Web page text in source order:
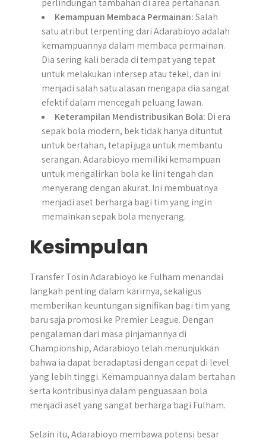
perlindungan tambahan di area pertahanan.
Kemampuan Membaca Permainan:Salah
satu atribut terpenting dari Adarabioyo adalah
kemampuannya dalam membaca permainan.
Dia sering kali berada di tempat yang tepat
untuk melakukan intersep atau tekel, dan ini
menjadi salah satu alasan mengapa dia sangat
efektif dalam mencegah peluang lawan.
Keterampilan Mendistribusikan Bola: Di era
sepak bola modern, bek tidak hanya dituntut
untuk bertahan, tetapi juga untuk membantu
serangan. Adarabioyo memiliki kemampuan
untuk mengalirkan bola ke lini tengah dan
menyerang dengan akurat. Ini membuatnya
menjadi aset berharga bagi tim yang ingin
memainkan sepak bola menyerang.
Kesimpulan
Transfer Tosin Adarabioyo ke Fulham menandai
langkah penting dalam karirnya, sekaligus
memberikan keuntungan signifikan bagi tim yang
baru saja promosi ke Premier League. Dengan
pengalaman dari masa pinjamannya di
Championship, Adarabioyo telah menunjukkan
bahwa ia dapat beradaptasi dengan cepat di level
yang lebih tinggi. Kemampuannya dalam bertahan
serta kontribusinya dalam penguasaan bola
menjadi aset yang sangat berharga bagi Fulham.
Selain itu, Adarabioyo membawa potensi besar